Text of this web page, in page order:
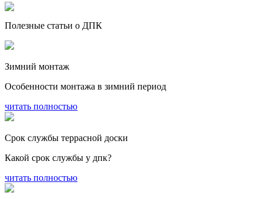
Полезные статьи о ДПК
Зимний монтаж
Особенности монтажа в зимний период
читать полностью
Срок службы террасной доски
Какой срок службы у дпк?
читать полностью